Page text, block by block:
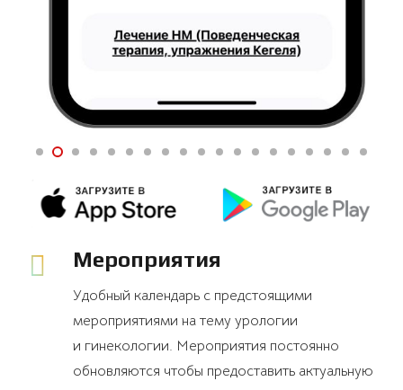
Мероприятия
Удобный календарь с предстоящими
мероприятиями на тему урологии
и гинекологии. Мероприятия постоянно
обновляются чтобы предоставить актуальную